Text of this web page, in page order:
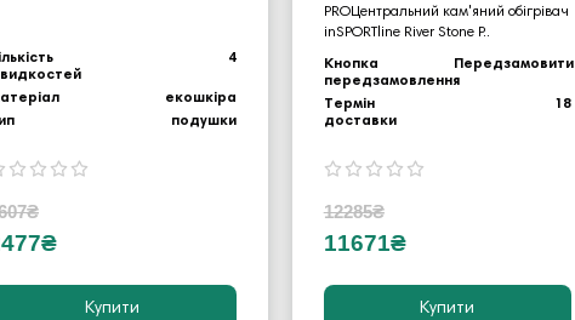
4
екошкіра
подушки
Купити
PROЦентральний кам'яний обігрівач
inSPORTline River Stone P..
Кнопка
передзамовлення
Передзамовити
Термін
доставки
18
12285₴
11671₴
Купити